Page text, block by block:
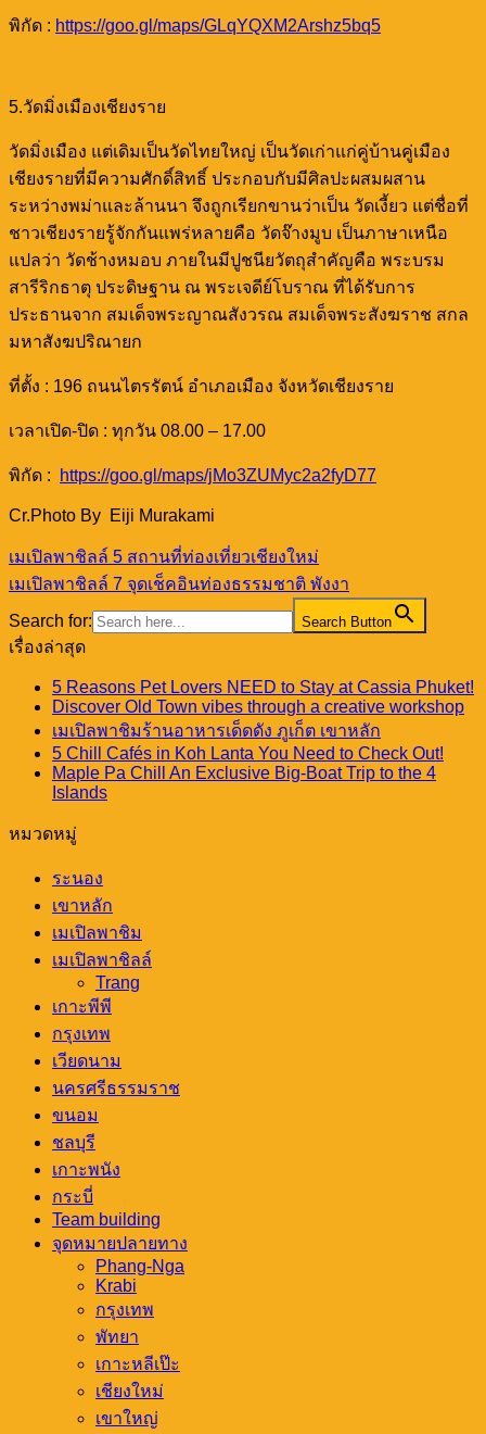
พิกัด : https://goo.gl/maps/GLqYQXM2Arshz5bq5
5.วัดมิ่งเมืองเชียงราย
วัดมิ่งเมือง แต่เดิมเป็นวัดไทยใหญ่ เป็นวัดเก่าแก่คู่บ้านคู่เมือง
เชียงรายที่มีความศักดิ์สิทธิ์ ประกอบกับมีศิลปะผสมผสาน
ระหว่างพม่าและล้านนา จึงถูกเรียกขานว่าเป็น วัดเงี้ยว แต่ชื่อที่
ชาวเชียงรายรู้จักกันแพร่หลายคือ วัดจ๊างมูบ เป็นภาษาเหนือ
แปลว่า วัดช้างหมอบ ภายในมีปูชนียวัตถุสำคัญคือ พระบรม
สารีริกธาตุ ประดิษฐาน ณ พระเจดีย์โบราณ ที่ได้รับการ
ประธานจาก สมเด็จพระญาณสังวรณ สมเด็จพระสังฆราช สกล
มหาสังฆปริณายก
ที่ตั้ง : 196 ถนนไตรรัตน์ อำเภอเมือง จังหวัดเชียงราย
เวลาเปิด-ปิด : ทุกวัน 08.00 – 17.00
พิกัด : https://goo.gl/maps/jMo3ZUMyc2a2fyD77
Cr.Photo By Eiji Murakami
เมเปิลพาชิลล์ 5 สถานที่ท่องเที่ยวเชียงใหม่
เมเปิลพาชิลล์ 7 จุดเช็คอินท่องธรรมชาติ พังงา
Search for:
Search Button
เรื่องล่าสุด
5 Reasons Pet Lovers NEED to Stay at Cassia Phuket!
Discover Old Town vibes through a creative workshop
เมเปิลพาชิมร้านอาหารเด็ดดัง ภูเก็ต เขาหลัก
5 Chill Cafés in Koh Lanta You Need to Check Out!
Maple Pa Chill An Exclusive Big-Boat Trip to the 4
Islands
หมวดหมู่
ระนอง
เขาหลัก
เมเปิลพาชิม
เมเปิลพาชิลล์
Trang
เกาะพีพี
กรุงเทพ
เวียดนาม
นครศรีธรรมราช
ขนอม
ชลบุรี
เกาะพนัง
กระบี่
Team building
จุดหมายปลายทาง
Phang-Nga
Krabi
กรุงเทพ
พัทยา
เกาะหลีเป๊ะ
เชียงใหม่
เขาใหญ่